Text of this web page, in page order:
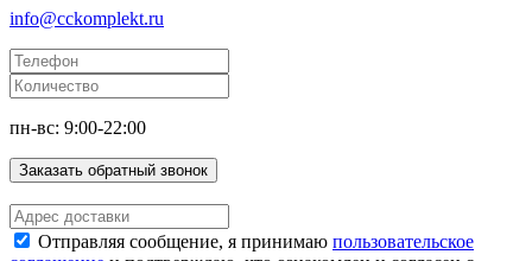
info@cckomplekt.ru
пн-вс: 9:00-22:00
Заказать обратный звонок
Отправляя сообщение, я принимаю пользовательское